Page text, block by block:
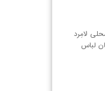
لامِرد
لباس